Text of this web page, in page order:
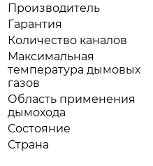
Производитель
Гарантия
Количество каналов
Максимальная
температура дымовых
газов
Область применения
дымохода
Состояние
Страна